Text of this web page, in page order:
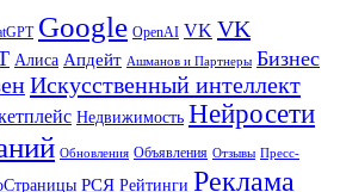
Google OpenAI VK VK
Алиса Апдейт Ашманов и Партнеры Бизнес
Искусственный интеллект
Недвижимость Нейросети
Обновления Объявления Отзывы Пресс-
РСЯ Рейтинги Реклама